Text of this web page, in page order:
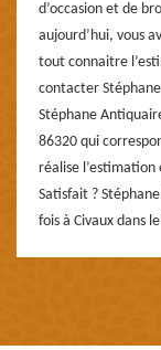
d’occasion et de
aujourd’hui, vous
tout connaitre
contacter
Stéphane
86320 qui
réalise l’estimation
Satisfait ?
fois à Civaux dans